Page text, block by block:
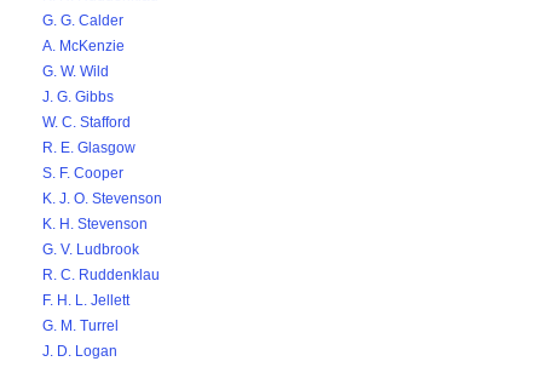
G. G. Calder
A. McKenzie
G. W. Wild
J. G. Gibbs
W. C. Stafford
R. E. Glasgow
S. F. Cooper
K. J. O. Stevenson
K. H. Stevenson
G. V. Ludbrook
R. C. Ruddenklau
F. H. L. Jellett
G. M. Turrel
J. D. Logan